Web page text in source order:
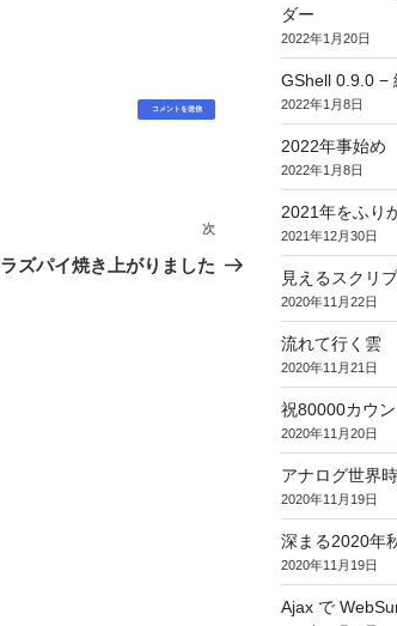
次
の
次
ラズパイ焼き上がりました
ダー
2022年1月20日
GShell 0.9.0 −
2022年1月8日
2022年事始め
2022年1月8日
2021年をふり
2021年12月30日
見えるスクリ
2020年11月22日
流れて行く雲
2020年11月21日
祝80000カウ
2020年11月20日
アナログ世界
2020年11月19日
深まる2020年
2020年11月19日
Ajax で